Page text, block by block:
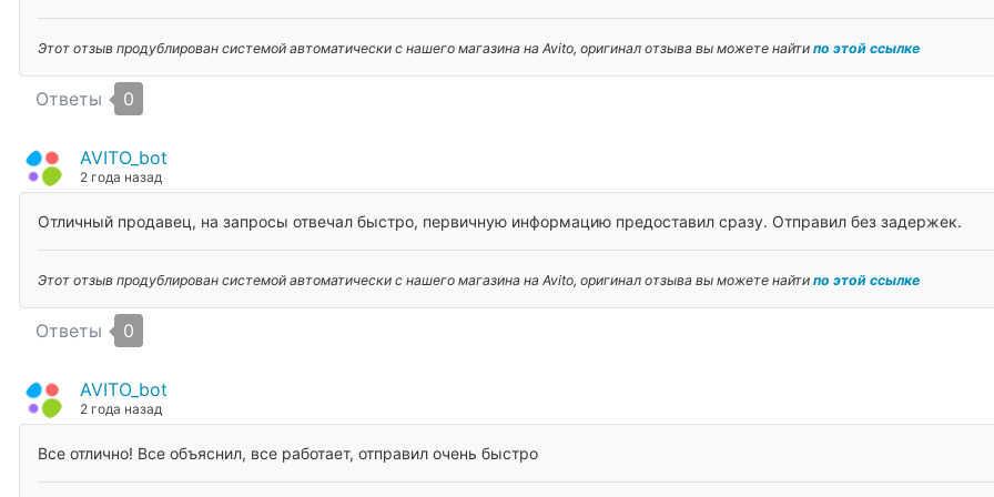
Этот отзыв продублирован системой автоматически с нашего магазина на Avito, оригинал отзыва вы можете найти по этой ссылке
Ответы 0
AVITO_bot
2 года назад
Отличный продавец, на запросы отвечал быстро, первичную информацию предоставил сразу. Отправил без задержек.
Этот отзыв продублирован системой автоматически с нашего магазина на Avito, оригинал отзыва вы можете найти по этой ссылке
Ответы 0
AVITO_bot
2 года назад
Все отлично! Все объяснил, все работает, отправил очень быстро